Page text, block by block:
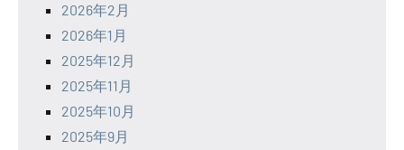
2026年2月
2026年1月
2025年12月
2025年11月
2025年10月
2025年9月